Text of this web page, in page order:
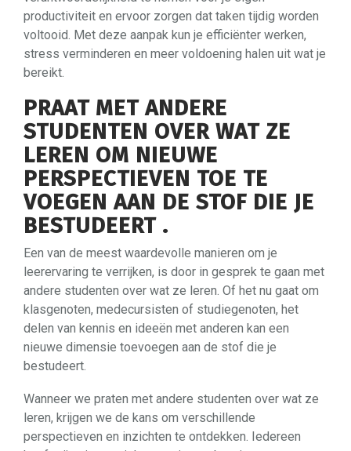
productiviteit en ervoor zorgen dat taken tijdig worden
voltooid. Met deze aanpak kun je efficiënter werken,
stress verminderen en meer voldoening halen uit wat je
bereikt.
PRAAT MET ANDERE
STUDENTEN OVER WAT ZE
LEREN OM NIEUWE
PERSPECTIEVEN TOE TE
VOEGEN AAN DE STOF DIE JE
BESTUDEERT .
Een van de meest waardevolle manieren om je
leerervaring te verrijken, is door in gesprek te gaan met
andere studenten over wat ze leren. Of het nu gaat om
klasgenoten, medecursisten of studiegenoten, het
delen van kennis en ideeën met anderen kan een
nieuwe dimensie toevoegen aan de stof die je
bestudeert.
Wanneer we praten met andere studenten over wat ze
leren, krijgen we de kans om verschillende
perspectieven en inzichten te ontdekken. Iedereen